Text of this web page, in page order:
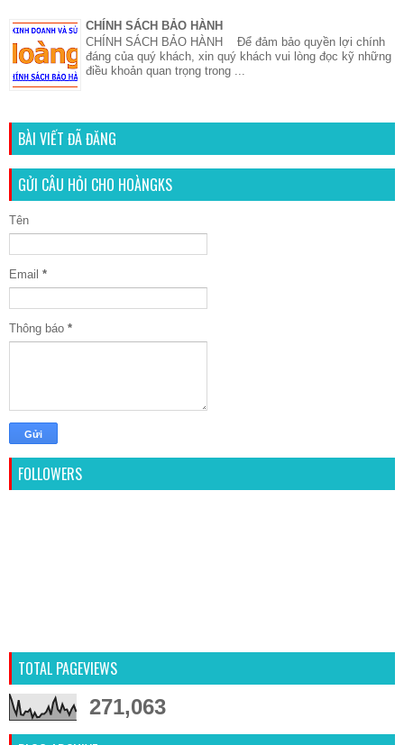
CHÍNH SÁCH BẢO HÀNH
CHÍNH SÁCH BẢO HÀNH Để đảm bảo quyền lợi chính
đáng của quý khách, xin quý khách vui lòng đọc kỹ những
điều khoản quan trọng trong ...
BÀI VIẾT ĐÃ ĐĂNG
GỬI CÂU HỎI CHO HOÀNGKS
Tên
Email *
Thông báo *
FOLLOWERS
TOTAL PAGEVIEWS
271,063